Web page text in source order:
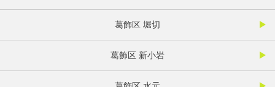
葛飾区 堀切
葛飾区 新小岩